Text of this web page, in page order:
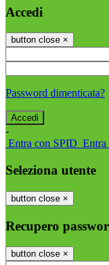
Accedi
button close ×
Password dimenticata?
-
Entra con SPID Entra
Seleziona utente
button close ×
Recupero
button close ×